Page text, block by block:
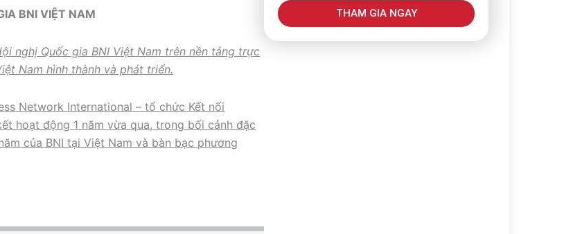
BNI VIỆT NAM
nghị Quốc gia BNI Việt Nam trên nền tảng trực
Nam hình thành và phát triển.
Network International – tổ chức Kết nối
hoạt động 1 năm vừa qua, trong bối cảnh đặc
của BNI tại Việt Nam và bàn bạc phương
THAM GIA NGAY